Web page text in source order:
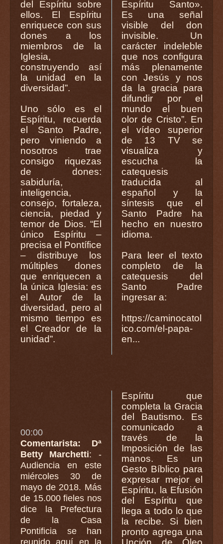
del Espíritu sobre
ellos. El Espíritu
enriquece con sus
dones a los
miembros de la
Iglesia,
construyendo así
la unidad en la
diversidad”.
Uno sólo es el
Espíritu, recuerda
el Santo Padre,
pero viniendo a
nosotros trae
consigo riquezas
de dones:
sabiduría,
inteligencia,
consejo, fortaleza,
ciencia, piedad y
temor de Dios. “El
único Espíritu –
precisa el Pontífice
– distribuye los
múltiples dones
que enriquecen a
la única Iglesia: es
el Autor de la
diversidad, pero al
mismo tiempo es
el Creador de la
unidad”.
Espíritu Santo».
Es una señal
visible del don
invisible. Un
carácter indeleble
que nos configura
más plenamente
con Jesús y nos
da la gracia para
difundir por el
mundo el buen
olor de Cristo”. En
el vídeo superior
de 13 TV se
visualiza y
escucha la
catequesis
traducida al
español y la
síntesis que el
Santo Padre ha
hecho en nuestro
idioma.
Para leer el texto
completo de la
catequesis del
Santo Padre
ingresar a:
https://caminocatol
ico.com/el-papa-
en...
00:00
Comentarista: Dª
Betty Marchetti: -
Audiencia en este
miércoles 30 de
mayo de 2018. Más
de 15.000 fieles nos
dice la Prefectura
de la Casa
Pontificia se han
reunido aquí en la
Espíritu que
completa la Gracia
del Bautismo. Es
comunicado a
través de la
Imposición de las
manos. Es un
Gesto Bíblico para
expresar mejor el
Espíritu, la Efusión
del Espíritu que
llega a todo lo que
la recibe. Si bien
pronto agrega una